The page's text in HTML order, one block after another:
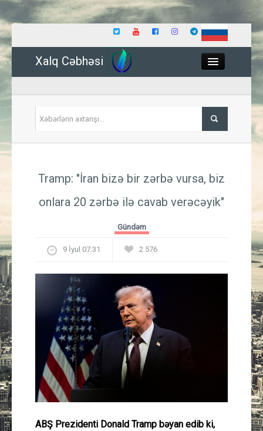
Xalq Cəbhəsi
İqtisadiyyat
Güney Azərbaycan
Müsahibə
Gündəm
Tramp: "İran bizə bir zərbə vursa, biz
onlara 20 zərbə ilə cavab verəcəyik"
Gündəm
9 İyul 07:31 2 576
ABŞ Prezidenti Donald Tramp bəyan edib ki,